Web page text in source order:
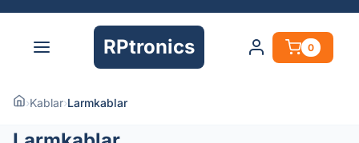
RPtronics 0
›Kablar›Larmkablar